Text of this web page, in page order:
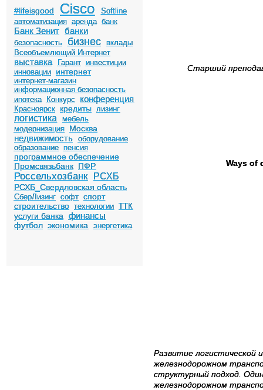
#lifeisgood Cisco
Softline
автоматизация аренда банк
Банк Зенит банки
безопасность бизнес
вклады
Всеобъемлющий Интернет
выставка Гарант инвестиции
инновации
интернет
интернет-магазин
информационная безопасность
ипотека
Конкурс конференция
Красноярск кредиты лизинг
логистика
мебель
модернизация
Москва
недвижимость оборудование
образование пенсия
программное обеспечение
Промсвязьбанк ПФР
Россельхозбанк РСХБ
РСХБ_Свердловская область
СберЛизинг софт спорт
строительство технологии ТТК
услуги банка финансы
футбол экономика энергетика
Старший
Ways of
Развитие логистической
железнодорожном
структурный подход.
железнодорожном